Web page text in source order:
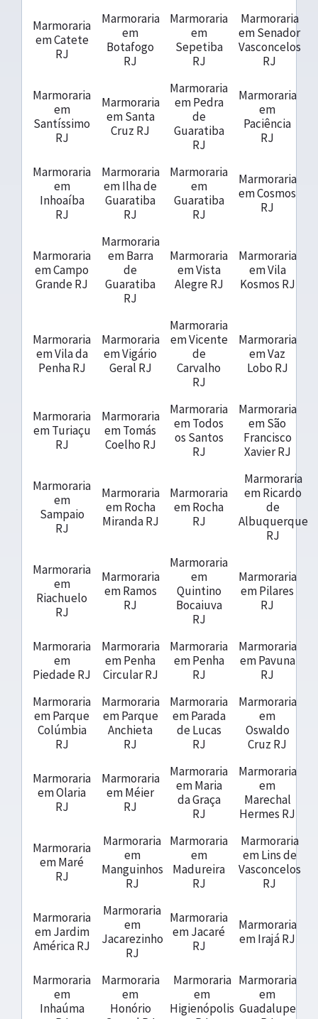
Marmoraria
em Catete
RJ
Marmoraria
em
Botafogo
RJ
Marmoraria
em
Sepetiba
RJ
Marmoraria
em Senador
Vasconcelos
RJ
Marmoraria
em
Santíssimo
RJ
Marmoraria
em Santa
Cruz RJ
Marmoraria
em Pedra
de
Guaratiba
RJ
Marmoraria
em
Paciência
RJ
Marmoraria
em
Inhoaíba
RJ
Marmoraria
em Ilha de
Guaratiba
RJ
Marmoraria
em
Guaratiba
RJ
Marmoraria
em Cosmos
RJ
Marmoraria
em Campo
Grande RJ
Marmoraria
em Barra
de
Guaratiba
RJ
Marmoraria
em Vista
Alegre RJ
Marmoraria
em Vila
Kosmos RJ
Marmoraria
em Vila da
Penha RJ
Marmoraria
em Vigário
Geral RJ
Marmoraria
em Vicente
de
Carvalho
RJ
Marmoraria
em Vaz
Lobo RJ
Marmoraria
em Turiaçu
RJ
Marmoraria
em Tomás
Coelho RJ
Marmoraria
em Todos
os Santos
RJ
Marmoraria
em São
Francisco
Xavier RJ
Marmoraria
em
Sampaio
RJ
Marmoraria
em Rocha
Miranda RJ
Marmoraria
em Rocha
RJ
Marmoraria
em Ricardo
de
Albuquerque
RJ
Marmoraria
em
Riachuelo
RJ
Marmoraria
em Ramos
RJ
Marmoraria
em
Quintino
Bocaiuva
RJ
Marmoraria
em Pilares
RJ
Marmoraria
em
Piedade RJ
Marmoraria
em Penha
Circular RJ
Marmoraria
em Penha
RJ
Marmoraria
em Pavuna
RJ
Marmoraria
em Parque
Colúmbia
RJ
Marmoraria
em Parque
Anchieta
RJ
Marmoraria
em Parada
de Lucas
RJ
Marmoraria
em
Oswaldo
Cruz RJ
Marmoraria
em Olaria
RJ
Marmoraria
em Méier
RJ
Marmoraria
em Maria
da Graça
RJ
Marmoraria
em
Marechal
Hermes RJ
Marmoraria
em Maré
RJ
Marmoraria
em
Manguinhos
RJ
Marmoraria
em
Madureira
RJ
Marmoraria
em Lins de
Vasconcelos
RJ
Marmoraria
em Jardim
América RJ
Marmoraria
em
Jacarezinho
RJ
Marmoraria
em Jacaré
RJ
Marmoraria
em Irajá RJ
Marmoraria
em
Inhaúma
Marmoraria
em
Honório
Marmoraria
em
Higienópolis
Marmoraria
em
Guadalupe